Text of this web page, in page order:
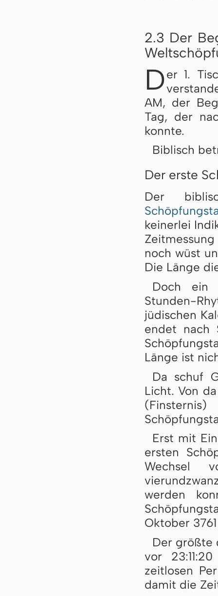
2.3 Der
Der 1.
AM, der
Tag, der
konnte.
Biblisch
Der erste
Der
keinerlei
noch wüst
Die Länge
Doch ein
Stunden-
jüdischen
endet nach
Länge ist
Da schuf
Licht. Von
Erst mit
ersten
Wechsel
werden
Oktober
Der größte
vor
zeitlosen
damit die